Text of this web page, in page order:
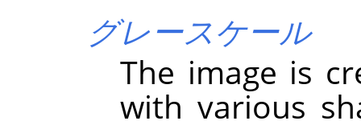
グレースケール
The image is
with various